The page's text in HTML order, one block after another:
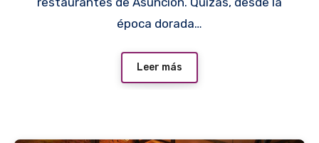
época dorada…
Leer más